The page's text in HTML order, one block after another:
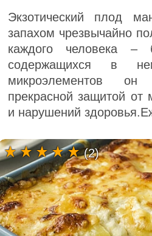
Экзотический плод
запахом чрезвычайно
каждого человека –
содержащихся в
микроэлементов он
прекрасной защитой от
и нарушений
(2)